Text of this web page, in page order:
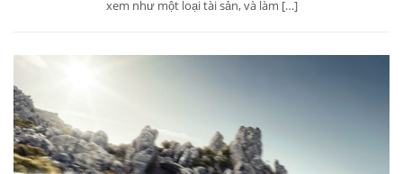
xem như một loại tài sản, và làm […]